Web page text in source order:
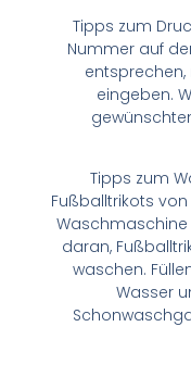
Tipps zum
Nummer auf
entsprechen,
eingeben.
Tipps zum
Fußballtrikots
Waschmaschine
daran,
waschen.
Wasser